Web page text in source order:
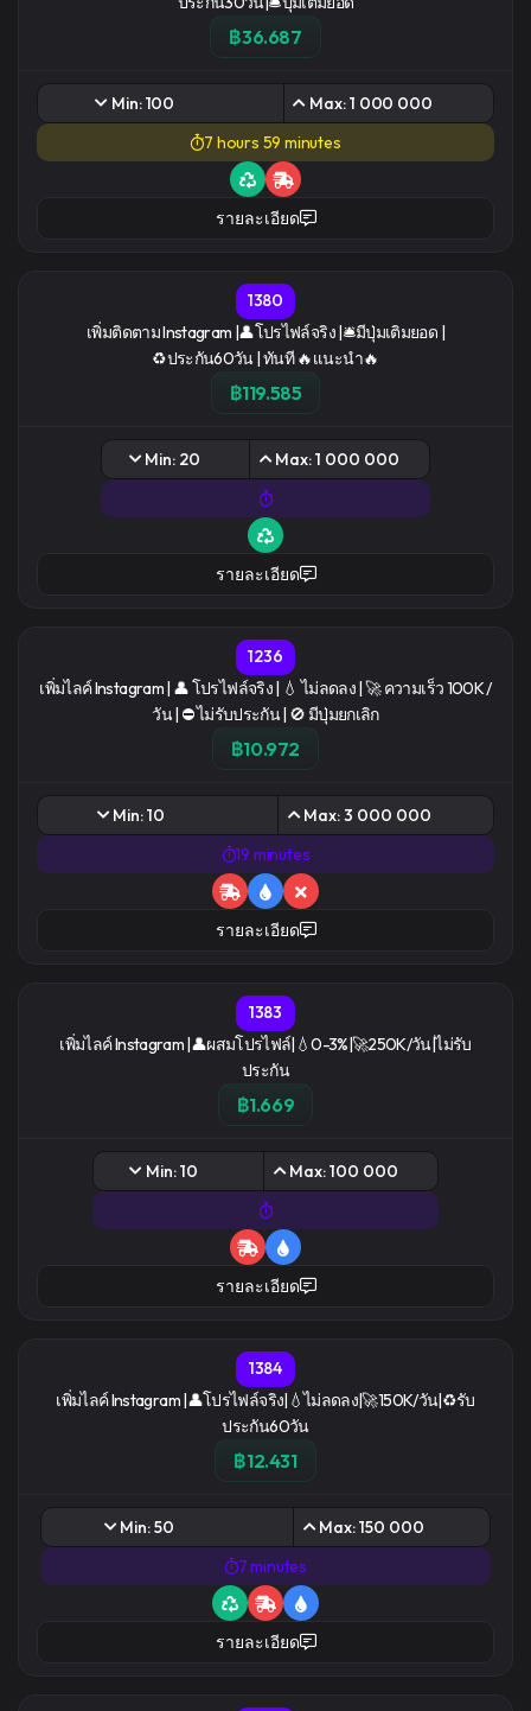
฿36.687
Min: 100
Max: 1 000 000
7 hours 59 minutes
รายละเอียด
1380
เพิ่มติดตาม Instagram |👤โปรไฟล์จริง |🛎️มีปุ่มเติมยอด |
♻️ประกัน60วัน | ทันที 🔥เเนะนำ🔥
฿119.585
Min: 20 Max: 1 000 000
รายละเอียด
1236
เพิ่มไลค์ Instagram | 👤 โปรไฟล์จริง | 💧 ไม่ลดลง | 🚀 ความเร็ว 100K /
วัน | ⛔ ไม่รับประกัน | 🚫 มีปุ่มยกเลิก
฿10.972
Min: 10
Max: 3 000 000
19 minutes
รายละเอียด
1383
เพิ่มไลค์ Instagram |👤ผสมโปรไฟล์|💧0-3%|🚀250K/วัน|ไม่รับ
ประกัน
฿1.669
Min: 10 Max: 100 000
รายละเอียด
1384
เพิ่มไลค์ Instagram |👤โปรไฟล์จริง|💧ไม่ลดลง|🚀150K/วัน|♻️รับ
ประกัน60วัน
฿12.431
Min: 50
Max: 150 000
7 minutes
รายละเอียด